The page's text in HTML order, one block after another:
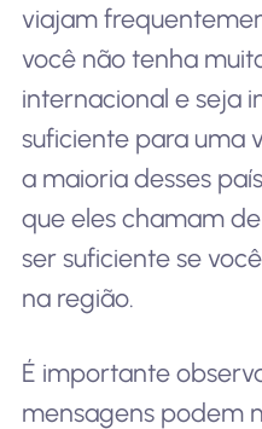
viajam
você não tenha
internacional e seja
suficiente para uma
a maioria desses
que eles chamam
ser suficiente se
na região.
É importante
mensagens podem